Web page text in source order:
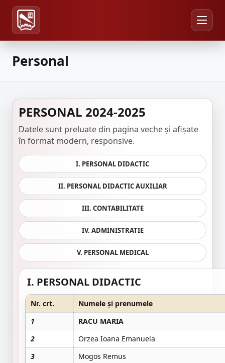
Personal
PERSONAL 2024-2025
Datele sunt preluate din pagina veche și afișate
în format modern, responsive.
I. PERSONAL DIDACTIC
II. PERSONAL DIDACTIC AUXILIAR
III. CONTABILITATE
IV. ADMINISTRATIE
V. PERSONAL MEDICAL
I. PERSONAL DIDACTIC
Nr. crt.
Numele și prenumele
1
RACU MARIA
2
Orzea Ioana Emanuela
3
Mogos Remus